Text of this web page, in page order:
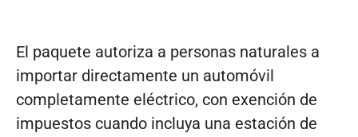
El paquete autoriza a personas naturales a
importar directamente un automóvil
completamente eléctrico, con exención de
impuestos cuando incluya una estación de